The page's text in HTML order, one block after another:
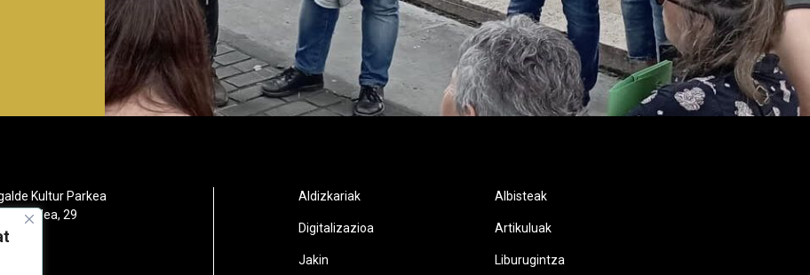
Kultur Parkea
etorbidea, 29
Aldizkariak
Digitalizazioa
Jakin
Albisteak
Artikuluak
Liburugintza